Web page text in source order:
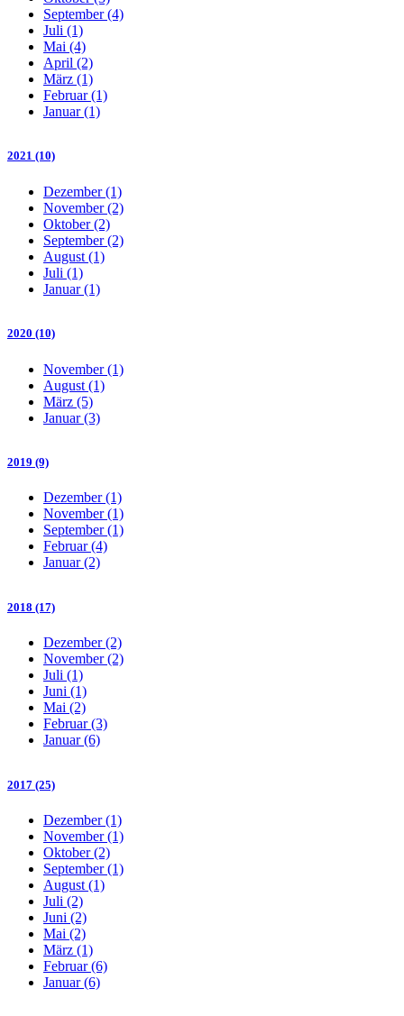
September (4)
Juli (1)
Mai (4)
April (2)
März (1)
Februar (1)
Januar (1)
2021 (10)
Dezember (1)
November (2)
Oktober (2)
September (2)
August (1)
Juli (1)
Januar (1)
2020 (10)
November (1)
August (1)
März (5)
Januar (3)
2019 (9)
Dezember (1)
November (1)
September (1)
Februar (4)
Januar (2)
2018 (17)
Dezember (2)
November (2)
Juli (1)
Juni (1)
Mai (2)
Februar (3)
Januar (6)
2017 (25)
Dezember (1)
November (1)
Oktober (2)
September (1)
August (1)
Juli (2)
Juni (2)
Mai (2)
März (1)
Februar (6)
Januar (6)